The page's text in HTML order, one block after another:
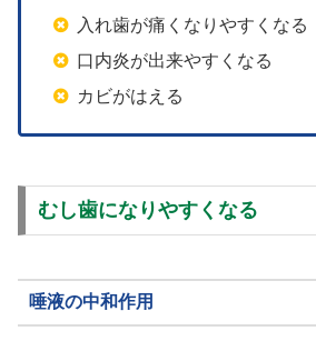
入れ歯が痛くなりやすくなる
口内炎が出来やすくなる
カビがはえる
むし歯になりやすくなる
唾液の中和作用